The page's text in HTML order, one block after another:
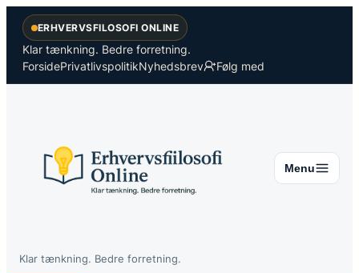
Spring
indhold
ERHVERVSFILOSOFI ONLINE
Klar tænkning. Bedre forretning.
ForsidePrivatlivspolitikNyhedsbrev Følg med
Menu
Klar tænkning. Bedre forretning.